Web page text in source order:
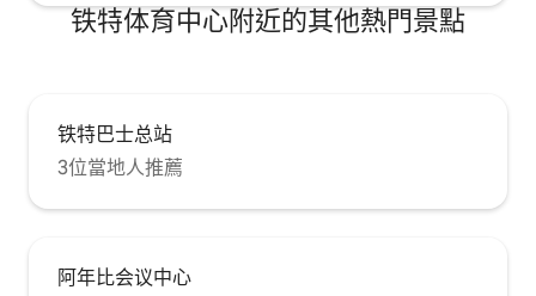
铁特体育中心附近的其他熱門景點
铁特巴士总站
3位當地人推薦
阿年比会议中心